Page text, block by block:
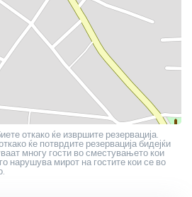
откако ќе извршите резервација.
ќе потврдите резервација бидејќи
многу гости во сместувањето кои
нарушува мирот на гостите кои се во